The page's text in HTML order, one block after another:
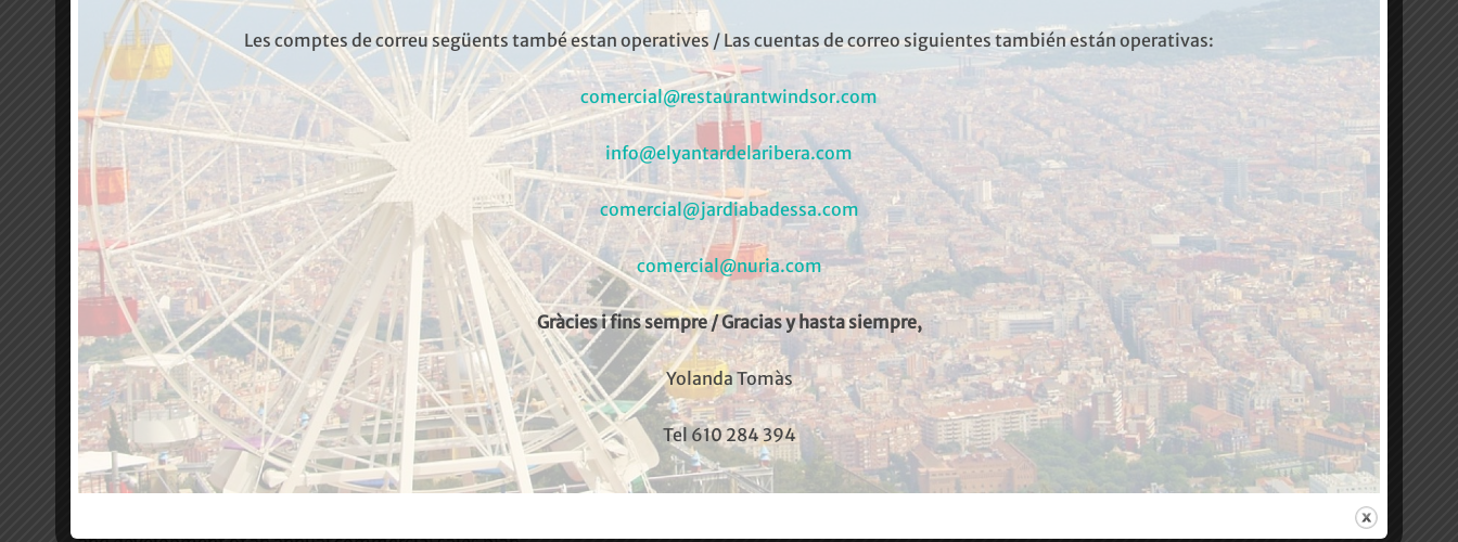
Training, commercial agendas and calls
Training: Aimed at those companies in the mice or tourism sector that want to know and have a broader vision of the sector, its potential as service providers
Les comptes de correu següents també estan operatives / Las cuentas de correo siguientes también están operativas:
comercial@restaurantwindsor.com
info@elyantardelaribera.com
comercial@jardiabadessa.com
comercial@nuria.com
Gràcies i fins sempre / Gracias y hasta siempre,
Yolanda Tomàs
Tel 610 284 394